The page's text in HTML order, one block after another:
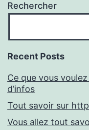
Rechercher
Recent Posts
Ce que vous
d’infos
Tout savoir sur
Vous allez tout